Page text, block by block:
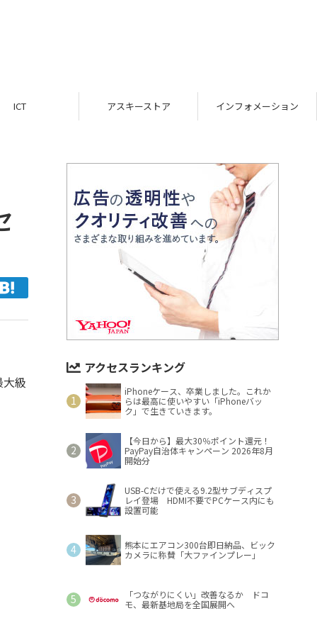
ICT アスキーストア インフォメーション
級
アクセスランキング
iPhoneケース、卒業しました。これか
らは最高に使いやすい「iPhoneバッ
ク」で生きていきます。
【今日から】最大30％ポイント還元！
PayPay自治体キャンペーン 2026年8月
開始分
USB-Cだけで使える9.2型サブディスプ
レイ登場 HDMI不要でPCケース内にも
設置可能
熊本にエアコン300台即日納品、ビック
カメラに称賛「大ファインプレー」
「つながりにくい」改善なるか ドコ
モ、最新基地局を全国展開へ